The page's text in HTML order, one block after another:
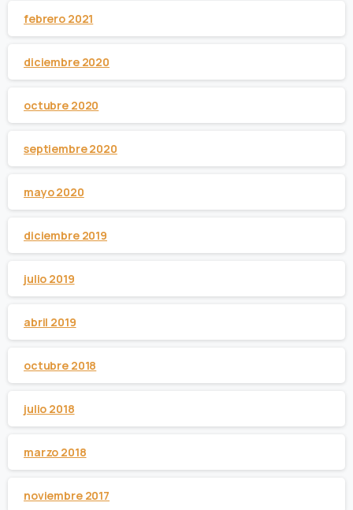
febrero 2021
diciembre 2020
octubre 2020
septiembre 2020
mayo 2020
diciembre 2019
julio 2019
abril 2019
octubre 2018
julio 2018
marzo 2018
noviembre 2017